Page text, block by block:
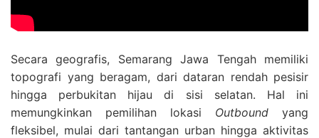
Secara geografis, Semarang Jawa Tengah memiliki
topografi yang beragam, dari dataran rendah pesisir
hingga perbukitan hijau di sisi selatan. Hal ini
memungkinkan pemilihan lokasi Outbound yang
fleksibel, mulai dari tantangan urban hingga aktivitas